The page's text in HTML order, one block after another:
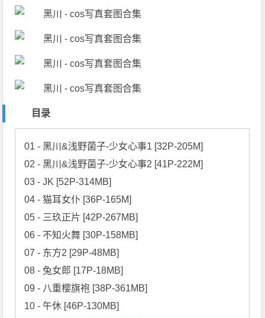
目录
01 - 黑川&浅野菌子-少女心事1 [32P-205M]
02 - 黑川&浅野菌子-少女心事2 [41P-222M]
03 - JK [52P-314MB]
04 - 猫耳女仆 [36P-165M]
05 - 三玖正片 [42P-267MB]
06 - 不知火舞 [30P-158MB]
07 - 东方2 [29P-48MB]
08 - 兔女郎 [17P-18MB]
09 - 八重樱旗袍 [38P-361MB]
10 - 午休 [46P-130MB]